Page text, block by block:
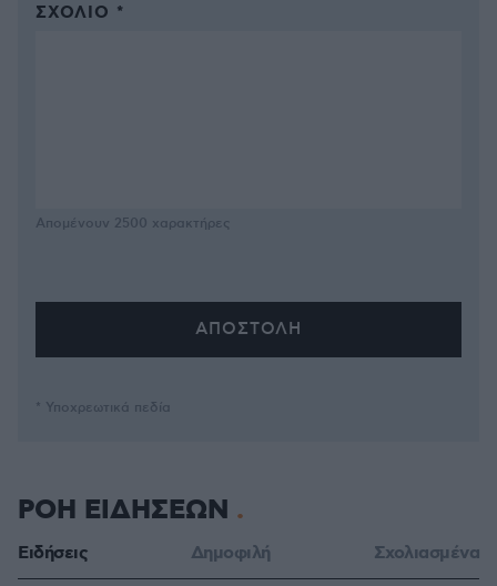
ΣΧΌΛΙΟ *
Απομένουν 2500 χαρακτήρες
* Υποχρεωτικά πεδία
ΡΟΗ ΕΙΔΗΣΕΩΝ
Ειδήσεις Δημοφιλή Σχολιασμένα